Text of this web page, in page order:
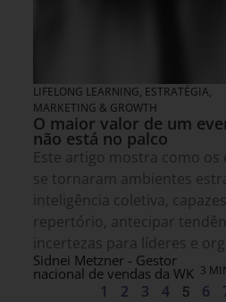
LIFELONG LEARNING, ESTRATÉGIA,
MARKETING & GROWTH
O maior valor de um
não está no palco
Este artigo mostra como
se tornaram ambientes
inteligência coletiva,
repertório, antecipar
incertezas para líderes e
Sidnei Metzner - Gestor
nacional de vendas da WK 3
1 2 3 4 5 6